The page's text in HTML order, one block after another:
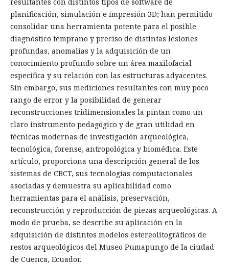
planificación, simulación e impresión 3D; han permitido
consolidar una herramienta potente para el posible
diagnóstico temprano y preciso de distintas lesiones
profundas, anomalías y la adquisición de un
conocimiento profundo sobre un área maxilofacial
específica y su relación con las estructuras adyacentes.
Sin embargo, sus mediciones resultantes con muy poco
rango de error y la posibilidad de generar
reconstrucciones tridimensionales la pintan como un
claro instrumento pedagógico y de gran utilidad en
técnicas modernas de investigación arqueológica,
tecnológica, forense, antropológica y biomédica. Este
artículo, proporciona una descripción general de los
sistemas de CBCT, sus tecnologías computacionales
asociadas y demuestra su aplicabilidad como
herramientas para el análisis, preservación,
reconstrucción y reproducción de piezas arqueológicas. A
modo de prueba, se describe su aplicación en la
adquisición de distintos modelos estereolitográficos de
restos arqueológicos del Museo Pumapungo de la ciudad
de Cuenca, Ecuador.